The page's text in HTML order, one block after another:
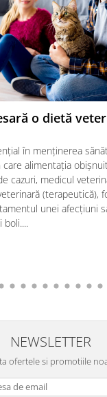
o dietă
în menținerea
alimentația
cazuri, medicul
(terapeutică),
unei afecțiuni
boli....
NEWSLETTER
ofertele si promotiile